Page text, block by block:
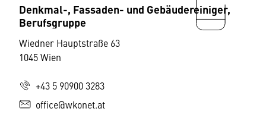
Denkmal-, Fassaden- und Gebäudereiniger,
Berufsgruppe
Wiedner Hauptstraße 63
1045 Wien
+43 5 90900 3283
office@wkonet.at